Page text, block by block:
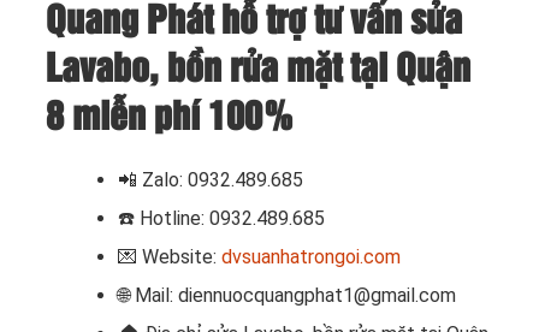
Quang Phát hỗ trợ tư vấn sửa
Lavabo, bồn rửa mặt tại Quận
8 miễn phí 100%
📲 Zalo: 0932.489.685
☎️ Hotline: 0932.489.685
💌 Website: dvsuanhatrongoi.com
🌐 Mail: diennuocquangphat1@gmail.com